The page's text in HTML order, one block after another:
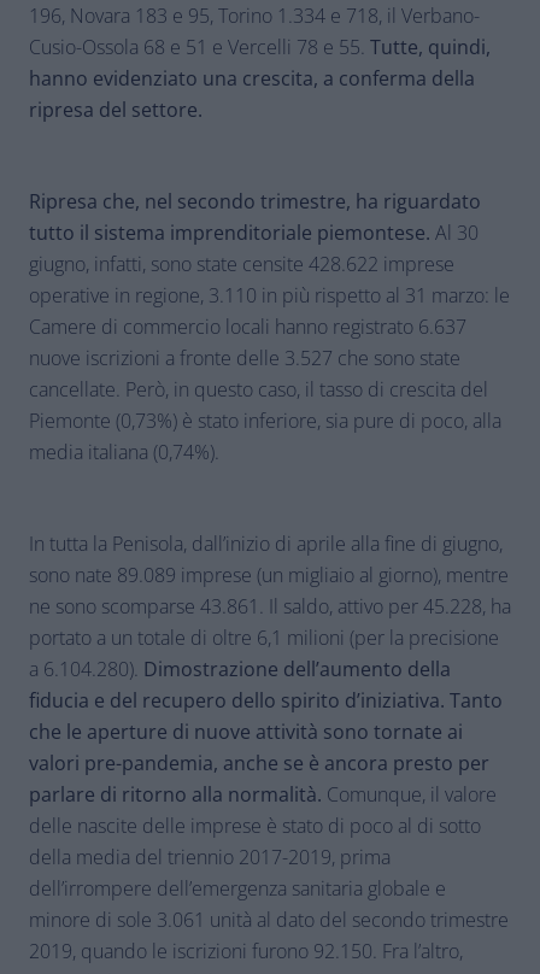
196, Novara 183 e 95, Torino 1.334 e 718, il Verbano-
Cusio-Ossola 68 e 51 e Vercelli 78 e 55. Tutte, quindi,
hanno evidenziato una crescita, a conferma della
ripresa del settore.
Ripresa che, nel secondo trimestre, ha riguardato
tutto il sistema imprenditoriale piemontese. Al 30
giugno, infatti, sono state censite 428.622 imprese
operative in regione, 3.110 in più rispetto al 31 marzo: le
Camere di commercio locali hanno registrato 6.637
nuove iscrizioni a fronte delle 3.527 che sono state
cancellate. Però, in questo caso, il tasso di crescita del
Piemonte (0,73%) è stato inferiore, sia pure di poco, alla
media italiana (0,74%).
In tutta la Penisola, dall’inizio di aprile alla fine di giugno,
sono nate 89.089 imprese (un migliaio al giorno), mentre
ne sono scomparse 43.861. Il saldo, attivo per 45.228, ha
portato a un totale di oltre 6,1 milioni (per la precisione
a 6.104.280). Dimostrazione dell’aumento della
fiducia e del recupero dello spirito d’iniziativa. Tanto
che le aperture di nuove attività sono tornate ai
valori pre-pandemia, anche se è ancora presto per
parlare di ritorno alla normalità. Comunque, il valore
delle nascite delle imprese è stato di poco al di sotto
della media del triennio 2017-2019, prima
dell’irrompere dell’emergenza sanitaria globale e
minore di sole 3.061 unità al dato del secondo trimestre
2019, quando le iscrizioni furono 92.150. Fra l’altro,